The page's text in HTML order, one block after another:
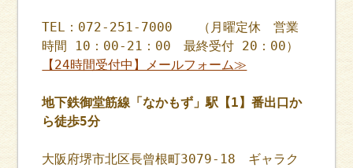
TEL：072-251-7000 （月曜定休 営業
時間 10：00-21：00 最終受付 20：00）
【24時間受付中】メールフォーム≫
地下鉄御堂筋線「なかもず」駅【1】番出口か
ら徒歩5分
大阪府堺市北区長曾根町3079-18 ギャラク